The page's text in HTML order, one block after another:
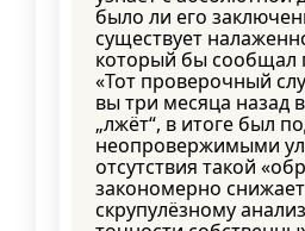
было ли его
существует
который бы сообщал
«Тот проверочный
вы три месяца назад
„лжёт“, в итоге был
неопровержимыми
отсутствия такой
закономерно
скрупулёзному